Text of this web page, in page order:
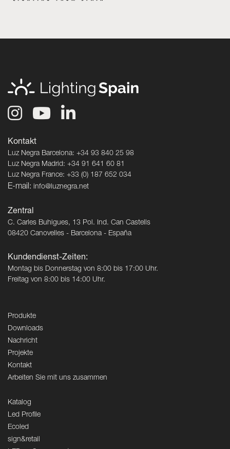
Kontakt
Luz Negra Barcelona: +34 93 840 25 98
Luz Negra Madrid: +34 91 641 60 81
Luz Negra France: +33 (0) 187 652 034
E-mail: info@luznegra.net
Zentral
C. Carles Buhigues, 13 Pol. Ind. Can Castells
08420 Canovelles - Barcelona - España
Kundendienst-Zeiten:
Montag bis Donnerstag von 8:00 bis 17:00 Uhr.
Freitag von 8:00 bis 14:00 Uhr.
Produkte
Downloads
Nachricht
Projekte
Kontakt
Arbeiten Sie mit uns zusammen
Katalog
Led Profile
Ecoled
sign&retail